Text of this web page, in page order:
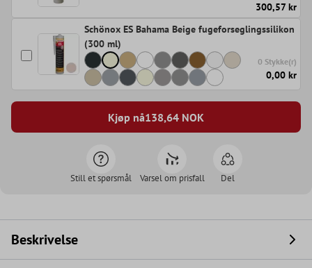
300,57 kr
Schönox ES Bahama Beige fugeforseglingssilikon
(300 ml)
0 Stykke(r)
0,00 kr
Kjøp nå138,64 NOK
Still et spørsmål Varsel om prisfall Del
Beskrivelse